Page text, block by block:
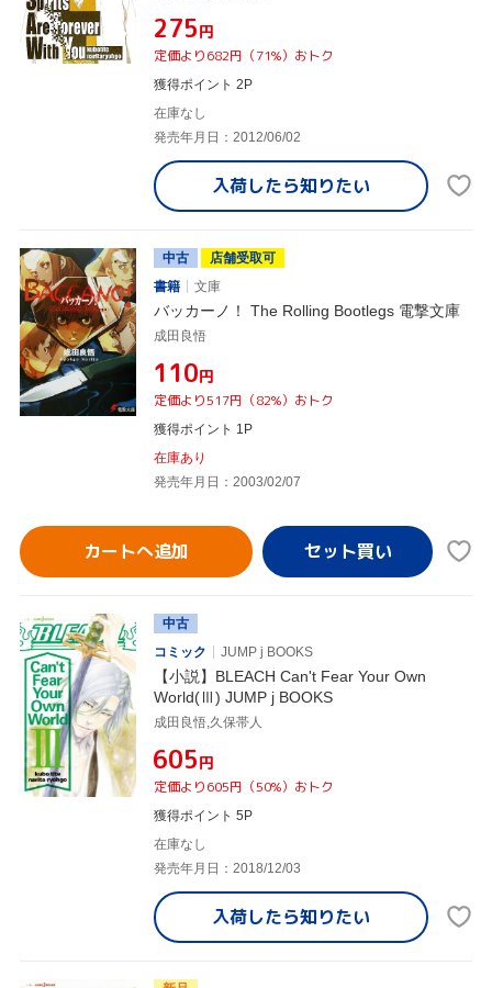
¥275円
定価より682円（71%）おトク
獲得ポイント 2P
在庫なし
発売年月日：2012/06/02
入荷したら知りたい
中古
店舗受取可
書籍
文庫
バッカーノ！ The Rolling Bootlegs 電撃文庫
成田良悟
¥110円
定価より517円（82%）おトク
獲得ポイント 1P
在庫あり
発売年月日：2003/02/07
カートへ追加
中古
コミック
JUMP j BOOKS
【小説】BLEACH Can't Fear Your Own
World(Ⅲ) JUMP j BOOKS
成田良悟,久保帯人
¥605円
定価より605円（50%）おトク
獲得ポイント 5P
在庫なし
発売年月日：2018/12/03
入荷したら知りたい